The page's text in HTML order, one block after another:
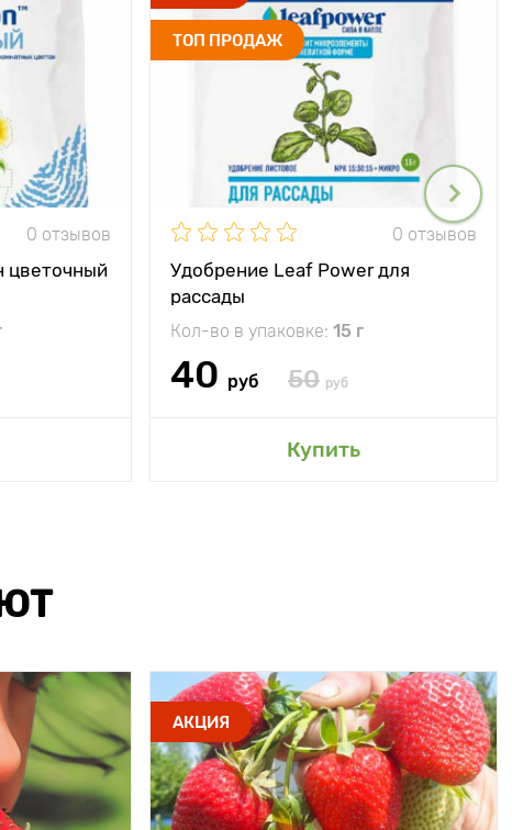
0 отзывов
цветочный
ТОП ПРОДАЖ
0 отзывов
Удобрение Leaf Power для
рассады
Кол-во в упаковке: 15 г
40 руб 50 руб
Купить
АКЦИЯ